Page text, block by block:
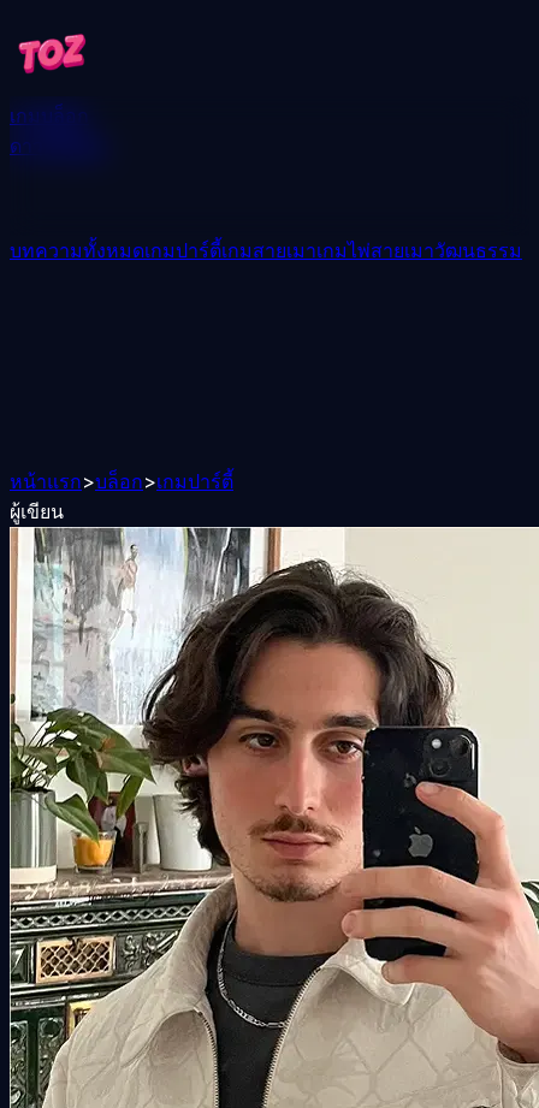
เกมบล็อก
ดาวน์โหลด
บทความทั้งหมดเกมปาร์ตี้เกมสายเมาเกมไพ่สายเมาวัฒนธรรม
หน้าแรก>บล็อก>เกมปาร์ตี้
ผู้เขียน